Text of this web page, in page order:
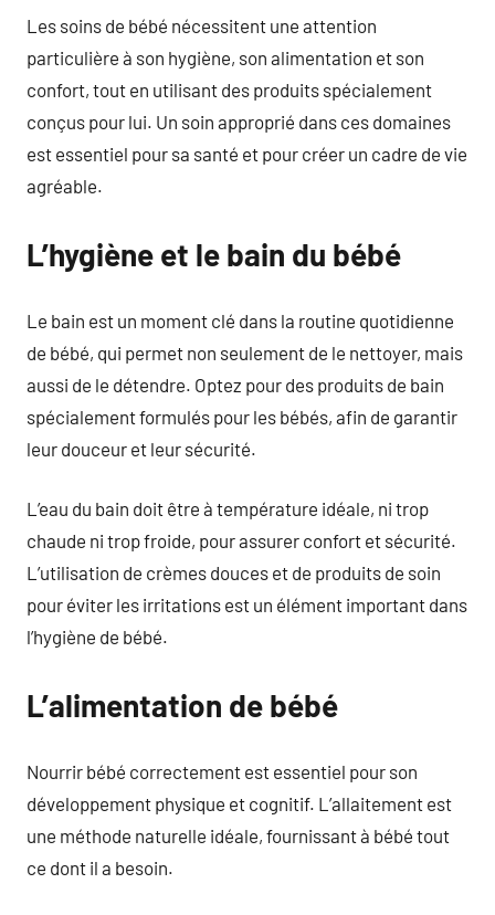
Les soins de bébé nécessitent une attention
particulière à son hygiène, son alimentation et son
confort, tout en utilisant des produits spécialement
conçus pour lui. Un soin approprié dans ces domaines
est essentiel pour sa santé et pour créer un cadre de vie
agréable.
L’hygiène et le bain du bébé
Le bain est un moment clé dans la routine quotidienne
de bébé, qui permet non seulement de le nettoyer, mais
aussi de le détendre. Optez pour des produits de bain
spécialement formulés pour les bébés, afin de garantir
leur douceur et leur sécurité.
L’eau du bain doit être à température idéale, ni trop
chaude ni trop froide, pour assurer confort et sécurité.
L’utilisation de crèmes douces et de produits de soin
pour éviter les irritations est un élément important dans
l’hygiène de bébé.
L’alimentation de bébé
Nourrir bébé correctement est essentiel pour son
développement physique et cognitif. L’allaitement est
une méthode naturelle idéale, fournissant à bébé tout
ce dont il a besoin.